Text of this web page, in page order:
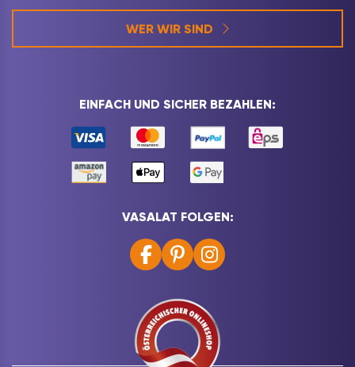
WER WIR SIND
EINFACH UND SICHER BEZAHLEN:
VASALAT FOLGEN: